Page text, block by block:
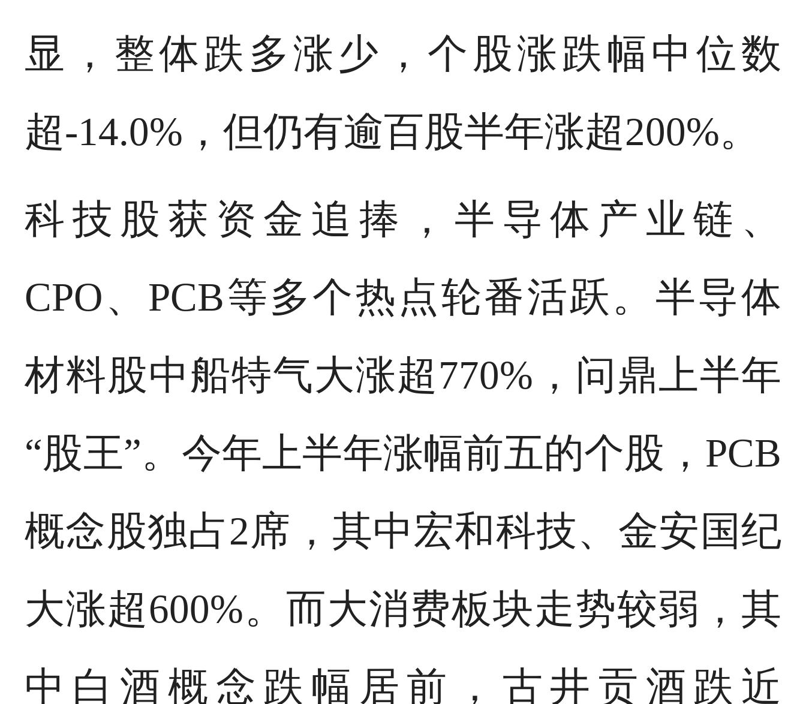
显，整体跌多涨少，个股涨跌幅中位数
超-14.0%，但仍有逾百股半年涨超200%。
科技股获资金追捧，半导体产业链、
CPO、PCB等多个热点轮番活跃。半导体
材料股中船特气大涨超770%，问鼎上半年
“股王”。今年上半年涨幅前五的个股，PCB
概念股独占2席，其中宏和科技、金安国纪
大涨超600%。而大消费板块走势较弱，其
中白酒概念跌幅居前，古井贡酒跌近